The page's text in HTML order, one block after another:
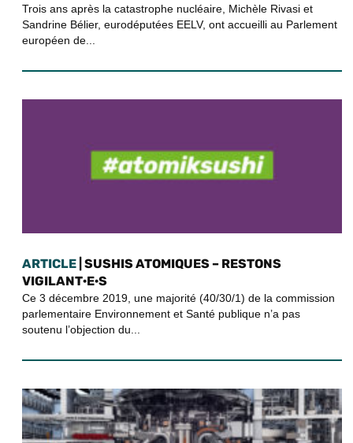
Trois ans après la catastrophe nucléaire, Michèle Rivasi et
Sandrine Bélier, eurodéputées EELV, ont accueilli au Parlement
européen de...
ARTICLE | SUSHIS ATOMIQUES – RESTONS
VIGILANT·E·S
Ce 3 décembre 2019, une majorité (40/30/1) de la commission
parlementaire Environnement et Santé publique n’a pas
soutenu l’objection du...